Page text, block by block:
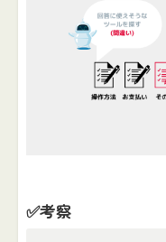
✅考察